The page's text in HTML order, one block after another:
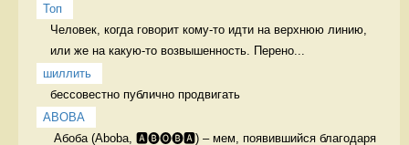
Топ
Человек, когда говорит кому-то идти на верхнюю линию,
или же на какую-то возвышенность. Перено...
шиллить
бессовестно публично продвигать
ABOBA